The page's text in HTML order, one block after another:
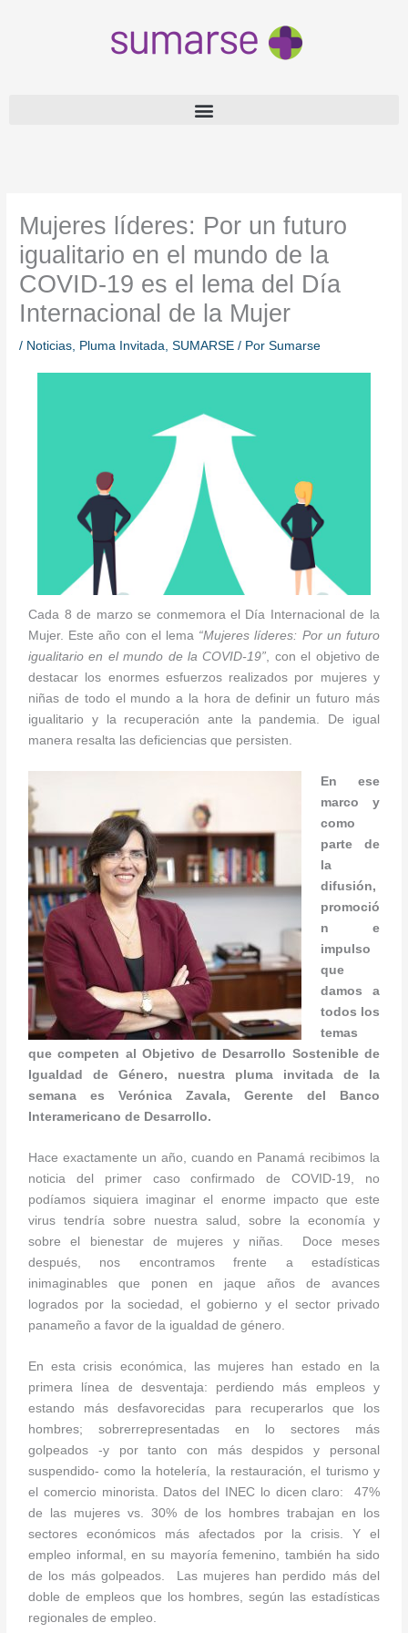
Mujeres líderes: Por un futuro
igualitario en el mundo de la
COVID-19 es el lema del Día
Internacional de la Mujer
/ Noticias, Pluma Invitada,SUMARSE / PorSumarse
Cada 8 de marzo se conmemora el Día Internacional de la
Mujer. Este año con el lema “Mujeres líderes: Por un futuro
igualitario en el mundo de la COVID-19”, con el objetivo de
destacar los enormes esfuerzos realizados por mujeres y
niñas de todo el mundo a la hora de definir un futuro más
igualitario y la recuperación ante la pandemia. De igual
manera resalta las deficiencias que persisten.
En ese
marco y
como
parte de
la
difusión,
promoció
n e
impulso
que
damos a
todos los
temas
que competen al Objetivo de Desarrollo Sostenible de
Igualdad de Género, nuestra pluma invitada de la
semana es Verónica Zavala, Gerente del Banco
Interamericano de Desarrollo.
Hace exactamente un año, cuando en Panamá recibimos la
noticia del primer caso confirmado de COVID-19, no
podíamos siquiera imaginar el enorme impacto que este
virus tendría sobre nuestra salud, sobre la economía y
sobre el bienestar de mujeres y niñas. Doce meses
después, nos encontramos frente a estadísticas
inimaginables que ponen en jaque años de avances
logrados por la sociedad, el gobierno y el sector privado
panameño a favor de la igualdad de género.
En esta crisis económica, las mujeres han estado en la
primera línea de desventaja: perdiendo más empleos y
estando más desfavorecidas para recuperarlos que los
hombres; sobrerrepresentadas en lo sectores más
golpeados -y por tanto con más despidos y personal
suspendido- como la hotelería, la restauración, el turismo y
el comercio minorista. Datos del INEC lo dicen claro: 47%
de las mujeres vs. 30% de los hombres trabajan en los
sectores económicos más afectados por la crisis. Y el
empleo informal, en su mayoría femenino, también ha sido
de los más golpeados. Las mujeres han perdido más del
doble de empleos que los hombres, según las estadísticas
regionales de empleo.